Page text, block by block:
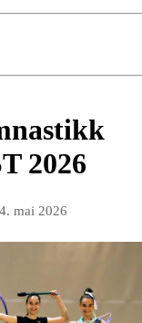
2026
4. mai 2026